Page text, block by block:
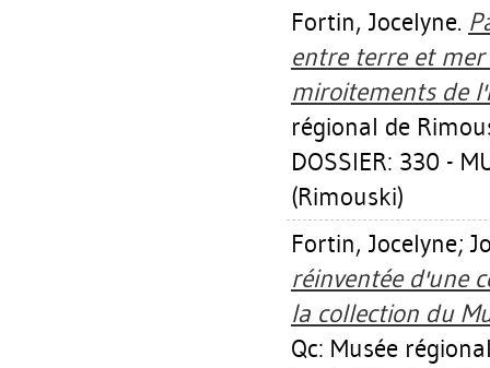
Fortin, Jocelyne.
entre terre et
miroitements de
régional de
DOSSIER: 330 -
(Rimouski)
Fortin, Jocelyne;
réinventée d'une
la collection du
Qc: Musée